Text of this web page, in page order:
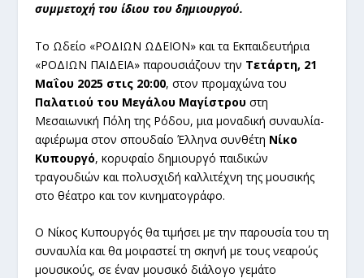
συμμετοχή του ίδιου του δημιουργού.
Το Ωδείο «ΡΟΔΙΩΝ ΩΔΕΙΟΝ» και τα Εκπαιδευτήρια
«ΡΟΔΙΩΝ ΠΑΙΔΕΙΑ» παρουσιάζουν την Τετάρτη, 21
Μαΐου 2025 στις 20:00, στον προμαχώνα του
Παλατιού του Μεγάλου Μαγίστρουστη
Μεσαιωνική Πόλη της Ρόδου, μια μοναδική συναυλία-
αφιέρωμα στον σπουδαίο Έλληνα συνθέτη Νίκο
Κυπουργό, κορυφαίο δημιουργό παιδικών
τραγουδιών και πολυσχιδή καλλιτέχνη της μουσικής
στο θέατρο και τον κινηματογράφο.
Ο Νίκος Κυπουργός θα τιμήσει με την παρουσία του τη
συναυλία και θα μοιραστεί τη σκηνή με τους νεαρούς
μουσικούς, σε έναν μουσικό διάλογο γεμάτο